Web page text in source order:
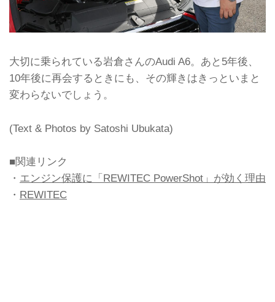
大切に乗られている岩倉さんのAudi A6。あと5年後、
10年後に再会するときにも、その輝きはきっといまと
変わらないでしょう。
(Text & Photos by Satoshi Ubukata)
■関連リンク
・ エンジン保護に「REWITEC PowerShot」が効く理由
・ REWITEC